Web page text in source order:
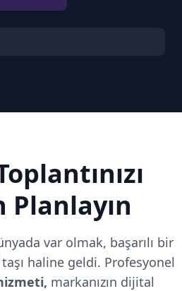
Planlayın
var olmak, başarılı bir
haline geldi. Profesyonel
markanızın dijital